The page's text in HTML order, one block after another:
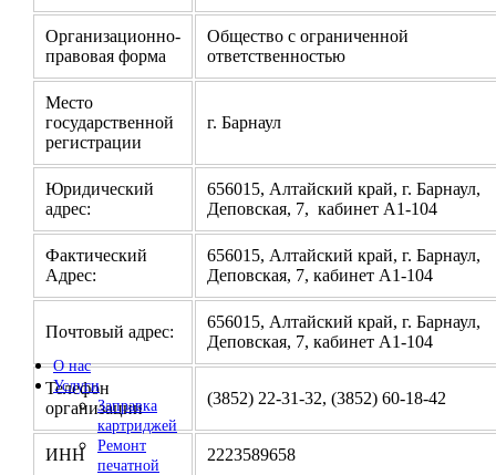
О нас
Услуги
Заправка
картриджей
Ремонт
печатной
Организационно-
правовая форма
Общество с ограниченной
ответственностью
Место
государственной
регистрации
г. Барнаул
Юридический
адрес:
656015, Алтайский край, г. Барнаул,
Деповская, 7, кабинет А1-104
Фактический
Адрес:
656015, Алтайский край, г. Барнаул,
Деповская, 7, кабинет А1-104
Почтовый адрес:
656015, Алтайский край, г. Барнаул,
Деповская, 7, кабинет А1-104
Телефон
организации
(3852) 22-31-32, (3852) 60-18-42
ИНН 2223589658